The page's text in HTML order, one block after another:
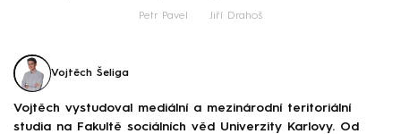
Petr Pavel Jiří Drahoš
Vojtěch Šeliga
Vojtěch vystudoval mediální a mezinárodní teritoriální
studia na Fakultě sociálních věd Univerzity Karlovy. Od